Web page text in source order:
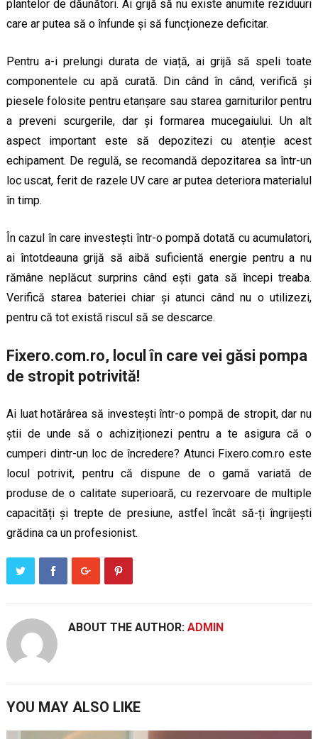
plantelor de dăunători. Ai grijă să nu existe anumite reziduuri
care ar putea să o înfunde și să funcționeze deficitar.
Pentru a-i prelungi durata de viață, ai grijă să speli toate
componentele cu apă curată. Din când în când, verifică și
piesele folosite pentru etanșare sau starea garniturilor pentru
a preveni scurgerile, dar și formarea mucegaiului. Un alt
aspect important este să depozitezi cu atenție acest
echipament. De regulă, se recomandă depozitarea sa într-un
loc uscat, ferit de razele UV care ar putea deteriora materialul
în timp.
În cazul în care investești într-o pompă dotată cu acumulatori,
ai întotdeauna grijă să aibă suficientă energie pentru a nu
rămâne neplăcut surprins când ești gata să începi treaba.
Verifică starea bateriei chiar și atunci când nu o utilizezi,
pentru că tot există riscul să se descarce.
Fixero.com.ro, locul în care vei găsi pompa
de stropit potrivită!
Ai luat hotărârea să investești într-o pompă de stropit, dar nu
știi de unde să o achiziționezi pentru a te asigura că o
cumperi dintr-un loc de încredere? Atunci Fixero.com.ro este
locul potrivit, pentru că dispune de o gamă variată de
produse de o calitate superioară, cu rezervoare de multiple
capacități și trepte de presiune, astfel încât să-ți îngrijești
grădina ca un profesionist.
ABOUT THE AUTHOR: ADMIN
YOU MAY ALSO LIKE